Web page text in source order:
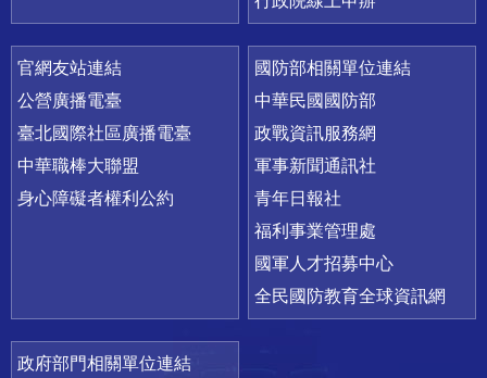
官網友站連結
公營廣播電臺
臺北國際社區廣播電臺
中華職棒大聯盟
身心障礙者權利公約
國防部相關單位連結
中華民國國防部
政戰資訊服務網
軍事新聞通訊社
青年日報社
福利事業管理處
國軍人才招募中心
全民國防教育全球資訊網
政府部門相關單位連結